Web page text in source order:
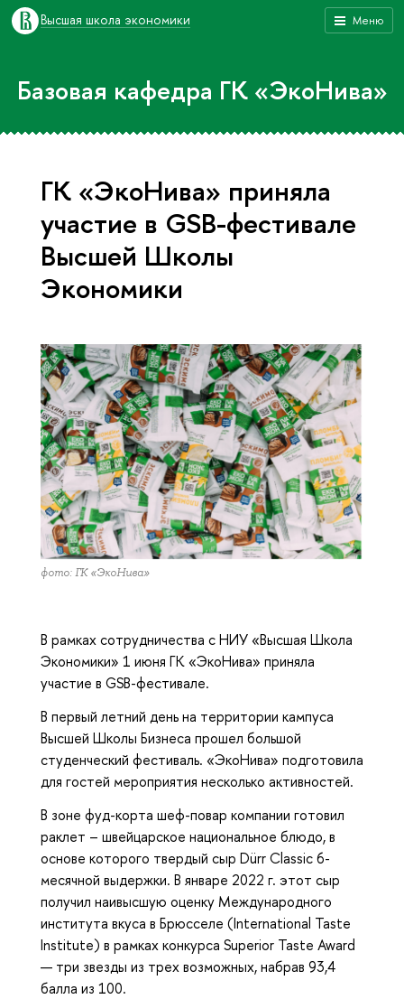
Меню
Высшая школа экономики
Базовая кафедра ГК «ЭкоНива»
ГК «ЭкоНива» приняла
участие в GSB-фестивале
Высшей Школы
Экономики
фото: ГК «ЭкоНива»
В рамках сотрудничества с НИУ «Высшая Школа
Экономики» 1 июня ГК «ЭкоНива» приняла
участие в GSB-фестивале.
В первый летний день на территории кампуса
Высшей Школы Бизнеса прошел большой
студенческий фестиваль. «ЭкоНива» подготовила
для гостей мероприятия несколько активностей.
В зоне фуд-корта шеф-повар компании готовил
раклет – швейцарское национальное блюдо, в
основе которого твердый сыр Dürr Classic 6-
месячной выдержки. В январе 2022 г. этот сыр
получил наивысшую оценку Международного
института вкуса в Брюсселе (International Taste
Institute) в рамках конкурса Superior Taste Award
— три звезды из трех возможных, набрав 93,4
балла из 100.